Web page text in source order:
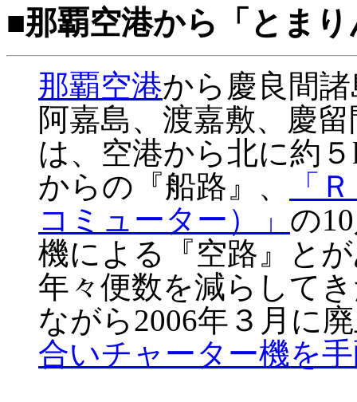
■那覇空港から「とま
那覇空港から慶良間
阿嘉島、渡嘉敷、慶
は、空港から北に約
からの『船路』、
「
コミューター）」 の
機による『空路』と
年々便数を減らして
ながら2006年３月に
合いチャーター機を